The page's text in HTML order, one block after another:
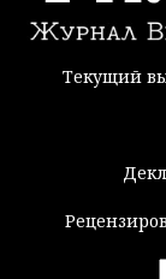
Текущий